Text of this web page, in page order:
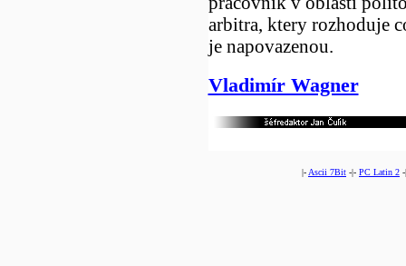
arbitra, ktery rozhoduje
je napovazenou.
Vladimír Wagner
|- Ascii 7Bit -|- PC Latin 2